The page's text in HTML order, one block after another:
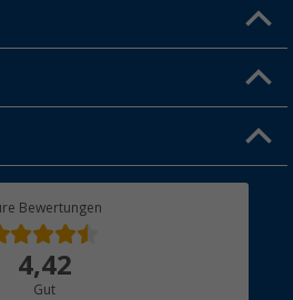
Bewertungen
4,42
Gut